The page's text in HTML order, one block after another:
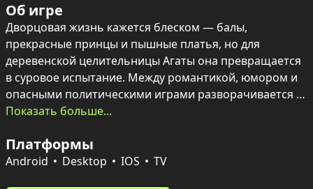
Об игре
Дворцовая жизнь кажется блеском — балы,
прекрасные принцы и пышные платья, но для
деревенской целительницы Агаты она превращается
в суровое испытание. Между романтикой, юмором и
опасными политическими играми разворачивается
история, где каждое решение может изменить судьбу
Текст сопровождают красочные, живые иллюстрации
Показать больше...
Платформы
Android Desktop IOS TV